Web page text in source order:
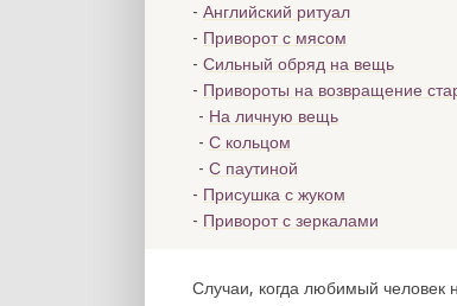
Английский ритуал
Приворот с мясом
Сильный обряд на вещь
Привороты на возвращение
На личную вещь
С кольцом
С паутиной
Присушка с жуком
Приворот с зеркалами
Случаи, когда любимый человек